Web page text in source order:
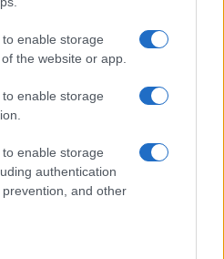
enable storage
the website or app.
enable storage
enable storage
authentication
and other